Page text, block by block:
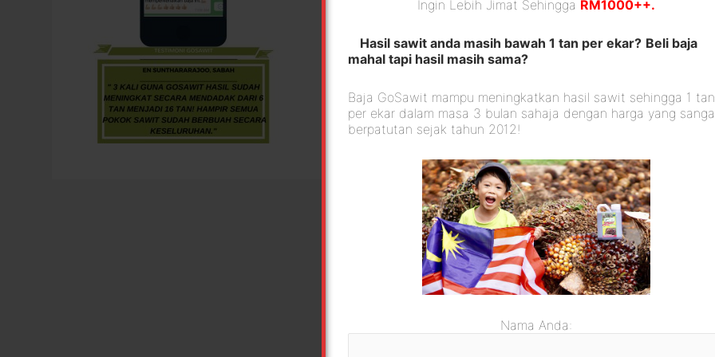
Ingin Lebih Jimat Sehingga RM1000++.
Hasil sawit anda masih bawah 1 tan per ekar? Beli baja
mahal tapi hasil masih sama?
Baja GoSawit mampu meningkatkan hasil sawit sehingga 1 tan
per ekar dalam masa 3 bulan sahaja dengan harga yang
berpatutan sejak tahun 2012!
Nama Anda: